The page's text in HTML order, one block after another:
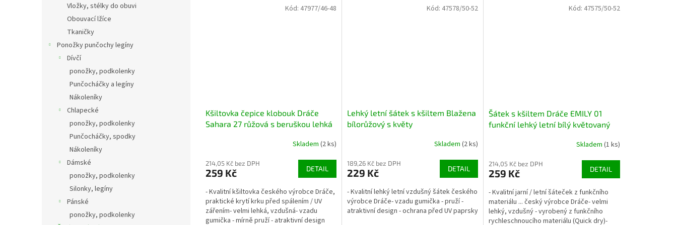
Vložky, stélky do obuvi
Obouvací lžíce
Tkaničky
Ponožky punčochy legíny
Dívčí
ponožky, podkolenky
Punčocháčky a legíny
Nákoleníky
Chlapecké
ponožky, podkolenky
Punčocháčky, spodky
Nákoleníky
Dámské
ponožky, podkolenky
Silonky, legíny
Pánské
ponožky, podkolenky
Kšiltovka čepice klobouk Dráče
Sahara 27 růžová s beruškou lehká
Skladem (2 ks)
214,05 Kč bez DPH
259 Kč DETAIL
- Kvalitní kšiltovka českého výrobce Dráče,
praktické krytí krku před spálením / UV
zářením- velmi lehká, vzdušná- vzadu
gumička - mírně pruží - atraktivní design
Kód: 47977/46-48
Lehký letní šátek s kšiltem Blažena
bílorůžový s květy
Skladem (2 ks)
189,26 Kč bez DPH
229 Kč DETAIL
- Kvalitní lehký letní vzdušný šátek českého
výrobce Dráče- vzadu gumička - pruží -
atraktivní design - ochrana před UV paprsky
Kód: 47578/50-52
Šátek s kšiltem Dráče EMILY 01
funkční lehký letní bílý květovaný
Skladem (1 ks)
214,05 Kč bez DPH
259 Kč DETAIL
- Kvalitní jarní / letní šáteček z funkčního
materiálu ... český výrobce Dráče- velmi
lehký, vzdušný - vyrobený z funkčního
rychleschnoucího materiálu (Quick dry)-
Kód: 47575/50-52